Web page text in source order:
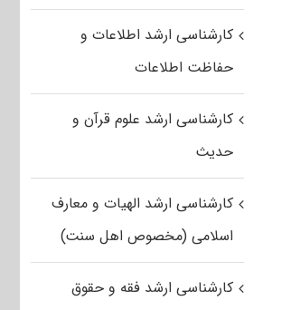
کارشناسی ارشد اطلاعات و
حفاظت اطلاعات
کارشناسی ارشد علوم قرآن و
حدیث
کارشناسی ارشد الهیات و معارف
اسلامی (مخصوص اهل سنت)
کارشناسی ارشد فقه و حقوق